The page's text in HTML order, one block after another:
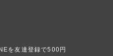
を友達登録で500円